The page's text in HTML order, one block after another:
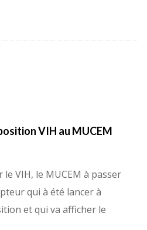
VIH au MUCEM
VIH, le MUCEM à passer
qui à été lancer à
et qui va afficher le